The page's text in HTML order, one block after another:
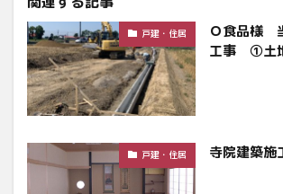
戸建・住居
Ｏ食品様
工事 ①土
戸建・住居 寺院建築施